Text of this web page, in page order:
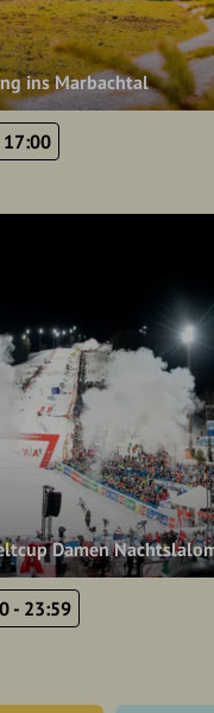
ins Marbachtal
17:00
Damen
- 23:59